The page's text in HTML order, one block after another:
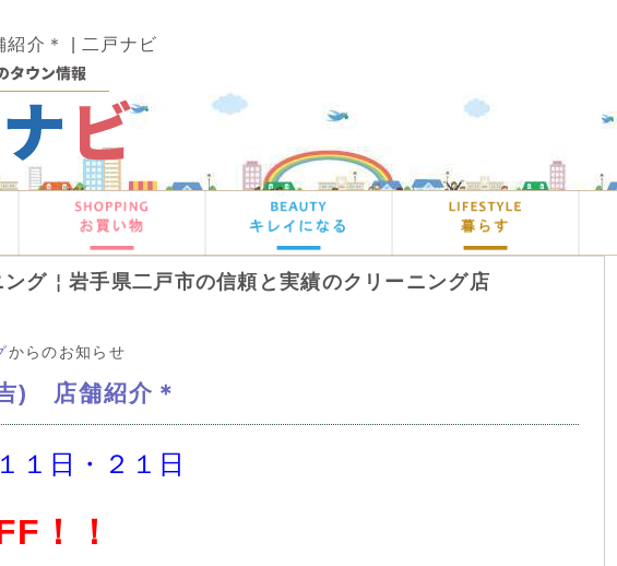
紹介＊ | 二戸ナビ
グ￤岩手県二戸市の信頼と実績のクリーニング店
からのお知らせ
) 店舗紹介＊
１日・２１日
！！